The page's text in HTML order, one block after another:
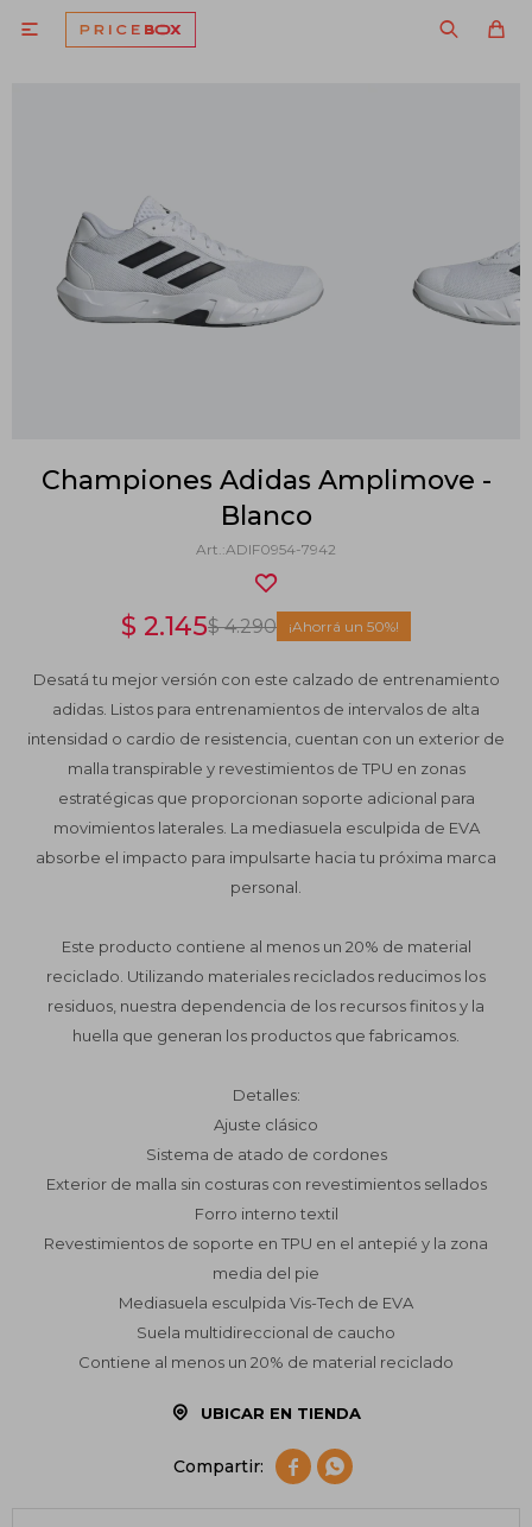

Championes Adidas Amplimove -
Blanco
ADIF0954-7942
$ 2.145$ 4.290 50
Desatá tu mejor versión con este calzado de entrenamiento
adidas. Listos para entrenamientos de intervalos de alta
intensidad o cardio de resistencia, cuentan con un exterior de
malla transpirable y revestimientos de TPU en zonas
estratégicas que proporcionan soporte adicional para
movimientos laterales. La mediasuela esculpida de EVA
absorbe el impacto para impulsarte hacia tu próxima marca
personal.
Este producto contiene al menos un 20% de material
reciclado. Utilizando materiales reciclados reducimos los
residuos, nuestra dependencia de los recursos finitos y la
huella que generan los productos que fabricamos.
Detalles:
Ajuste clásico
Sistema de atado de cordones
Exterior de malla sin costuras con revestimientos sellados
Forro interno textil
Revestimientos de soporte en TPU en el antepié y la zona
media del pie
Mediasuela esculpida Vis-Tech de EVA
Suela multidireccional de caucho
Contiene al menos un 20% de material reciclado
UBICAR EN TIENDA
 